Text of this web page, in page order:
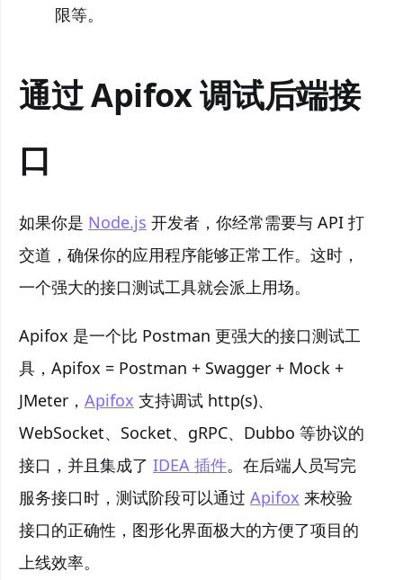
限等。
通过 Apifox 调试后端接
口
如果你是 Node.js 开发者，你经常需要与 API 打
交道，确保你的应用程序能够正常工作。这时，
一个强大的接口测试工具就会派上用场。
Apifox 是一个比 Postman 更强大的接口测试工
具，Apifox = Postman + Swagger + Mock +
JMeter， Apifox 支持调试 http(s)、
WebSocket、Socket、gRPC、Dubbo 等协议的
接口，并且集成了 IDEA 插件。在后端人员写完
服务接口时，测试阶段可以通过 Apifox 来校验
接口的正确性，图形化界面极大的方便了项目的
上线效率。